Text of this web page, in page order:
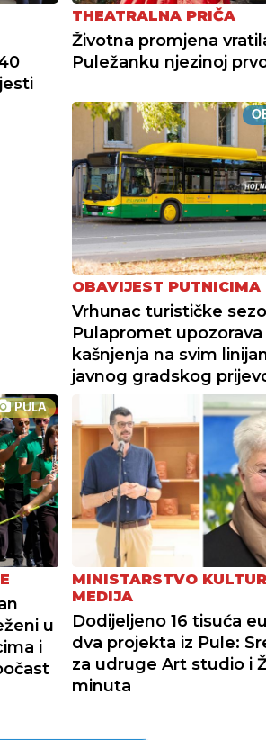
THEATRALNA PRIČA
Životna promjena
Puležanku njezinoj
OBAVIJEST PUTNICIMA
Vrhunac turističke
Pulapromet upozorava
kašnjenja na svim
javnog gradskog
PULA
u
i
MINISTARSTVO
MEDIJA
Dodijeljeno 16 tisuća
dva projekta iz Pule:
za udruge Art studio i
minuta